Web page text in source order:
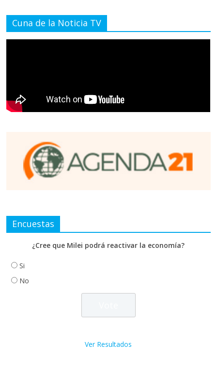
Cuna de la Noticia TV
Encuestas
¿Cree que Milei podrá reactivar la economía?
Si
No
Ver Resultados